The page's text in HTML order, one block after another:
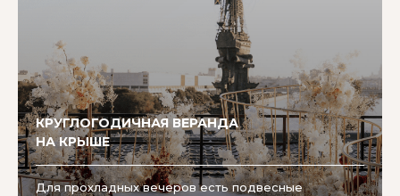
КРУГЛОГОДИЧНАЯ ВЕРАНДА
НА КРЫШЕ
Для прохладных вечеров есть подвесные